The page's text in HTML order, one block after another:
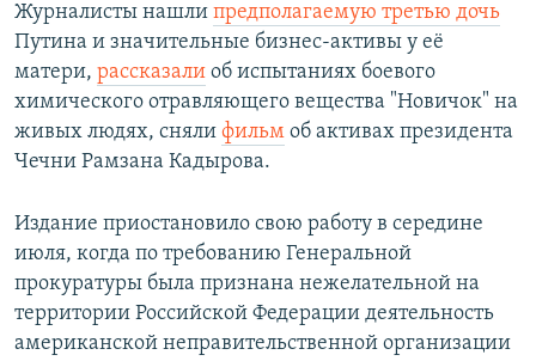
Журналисты нашли предполагаемую третью дочь
Путина и значительные бизнес-активы у её
матери, рассказали об испытаниях боевого
химического отравляющего вещества "Новичок" на
живых людях, сняли фильм об активах президента
Чечни Рамзана Кадырова.
Издание приостановило свою работу в середине
июля, когда по требованию Генеральной
прокуратуры была признана нежелательной на
территории Российской Федерации деятельность
американской неправительственной организации